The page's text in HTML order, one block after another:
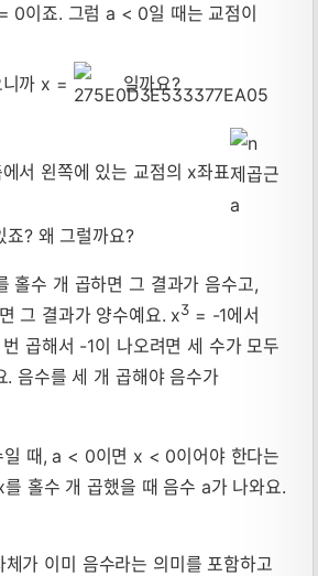
0이죠. 그럼 a < 0일 때는 교점이
까 x = 일까요?
서 왼쪽에 있는 교점의 x좌표
? 왜 그럴까요?
홀수 개 곱하면 그 결과가 음수고,
그 결과가 양수예요. x3 = -1에서
곱해서 -1이 나오려면 세 수가 모두
. 음수를 세 개 곱해야 음수가
때, a < 0이면 x < 0이어야 한다는
홀수 개 곱했을 때 음수 a가 나와요.
체가 이미 음수라는 의미를 포함하고